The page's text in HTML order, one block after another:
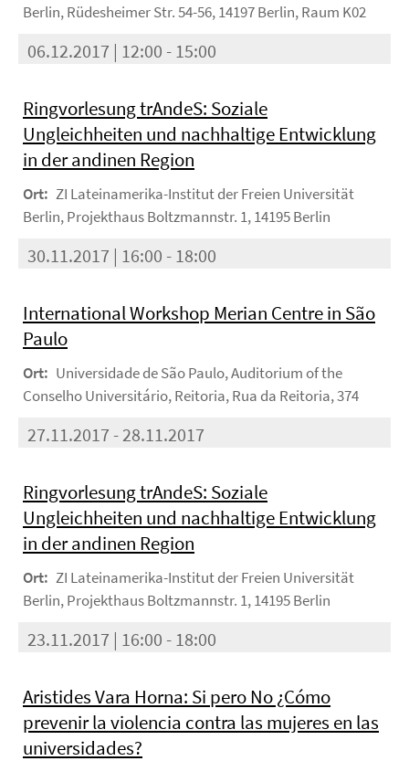
Berlin, Rüdesheimer Str. 54-56, 14197 Berlin, Raum K02
06.12.2017 | 12:00 - 15:00
Ringvorlesung trAndeS: Soziale
Ungleichheiten und nachhaltige Entwicklung
in der andinen Region
Ort: ZI Lateinamerika-Institut der Freien Universität
Berlin, Projekthaus Boltzmannstr. 1, 14195 Berlin
30.11.2017 | 16:00 - 18:00
International Workshop Merian Centre in São
Paulo
Ort: Universidade de São Paulo, Auditorium of the
Conselho Universitário, Reitoria, Rua da Reitoria, 374
27.11.2017 - 28.11.2017
Ringvorlesung trAndeS: Soziale
Ungleichheiten und nachhaltige Entwicklung
in der andinen Region
Ort: ZI Lateinamerika-Institut der Freien Universität
Berlin, Projekthaus Boltzmannstr. 1, 14195 Berlin
23.11.2017 | 16:00 - 18:00
Aristides Vara Horna: Si pero No ¿Cómo
prevenir la violencia contra las mujeres en las
universidades?